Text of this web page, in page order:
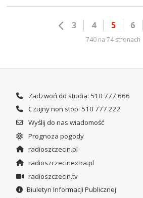
3 4 5 6
740 na 74 stronach
Zadzwoń do studia: 510 777 666
Czujny non stop: 510 777 222
Wyślij do nas wiadomość
Prognoza pogody
radioszczecin.pl
radioszczecinextra.pl
radioszczecin.tv
Biuletyn Informacji Publicznej